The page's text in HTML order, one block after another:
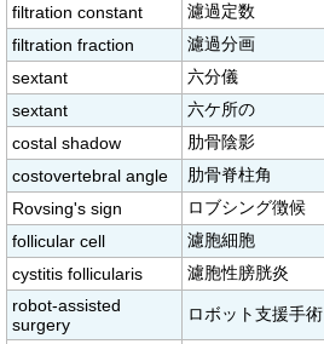
filtration constant
濾過定数
filtration fraction
濾過分画
sextant
六分儀
sextant
六ケ所の
costal shadow
肋骨陰影
costovertebral angle
肋骨脊柱角
Rovsing's sign
ロブシング徴候
follicular cell
濾胞細胞
cystitis follicularis
濾胞性膀胱炎
robot-assisted
surgery
ロボット支援手術